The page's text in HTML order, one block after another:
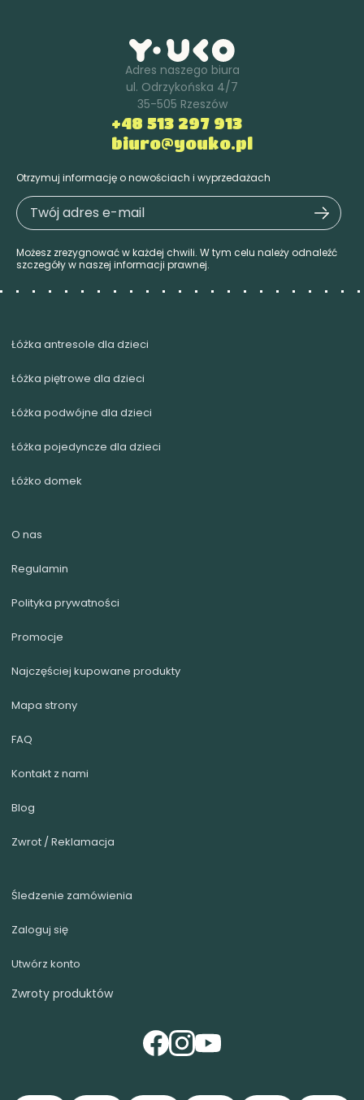
Adres naszego biura
ul. Odrzykońska 4/7
35-505 Rzeszów
+48 513 297 913
biuro@youko.pl
Otrzymuj informację o nowościach i wyprzedażach
Możesz zrezygnować w każdej chwili. W tym celu należy odnaleźć
szczegóły w naszej informacji prawnej.
Łóżka antresole dla dzieci
Łóżka piętrowe dla dzieci
Łóżka podwójne dla dzieci
Łóżka pojedyncze dla dzieci
Łóżko domek
O nas
Regulamin
Polityka prywatności
Promocje
Najczęściej kupowane produkty
Mapa strony
FAQ
Kontakt z nami
Blog
Zwrot / Reklamacja
Śledzenie zamówienia
Zaloguj się
Utwórz konto
Zwroty produktów